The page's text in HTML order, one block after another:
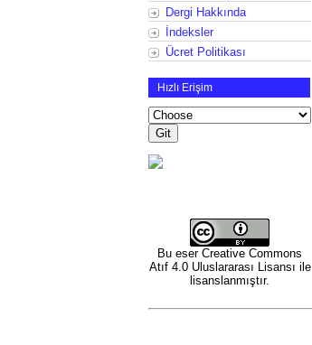
Dergi Hakkında
İndeksler
Ücret Politikası
Hızlı Erişim
Bu eser Creative Commons
Atıf 4.0 Uluslararası Lisansı ile
lisanslanmıştır.